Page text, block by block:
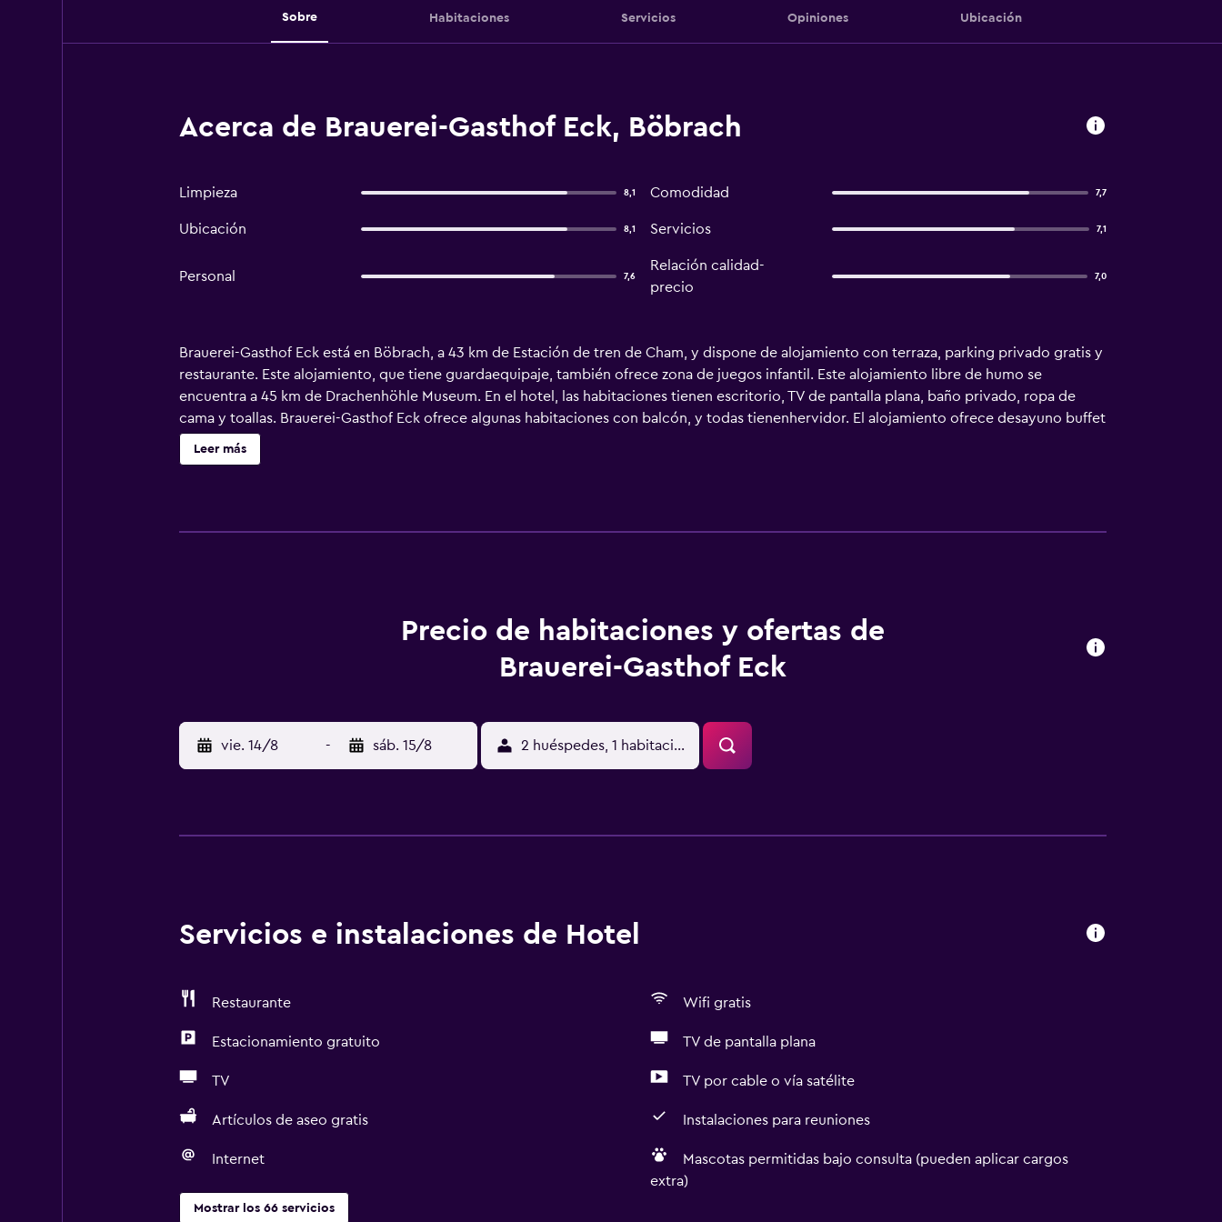
Sobre Habitaciones Servicios Opiniones Ubicación
Acerca de Brauerei-Gasthof Eck, Böbrach
Limpieza 8,1 Comodidad 7,7
Ubicación 8,1 Servicios 7,1
Personal 7,6
Relación calidad-
precio
7,0
Brauerei-Gasthof Eck está en Böbrach, a 43 km de Estación de tren de Cham, y dispone de alojamiento con terraza, parking privado gratis y
restaurante. Este alojamiento, que tiene guardaequipaje, también ofrece zona de juegos infantil. Este alojamiento libre de humo se
encuentra a 45 km de Drachenhöhle Museum. En el hotel, las habitaciones tienen escritorio, TV de pantalla plana, baño privado, ropa de
cama y toallas. Brauerei-Gasthof Eck ofrece algunas habitaciones con balcón, y todas tienenhervidor. El alojamiento ofrece desayuno buffet
o continental. La clientela puede practicar actividades en Böbrach y alrededores, como senderismo, esquí y ciclismo. El aeropuerto
(Aeropuerto de Múnich) está a 135 km.
Leer más
Precio de habitaciones y ofertas de
Brauerei-Gasthof Eck
vie. 14/8 - sáb. 15/8 2 huéspedes, 1 habitación
Servicios e instalaciones de Hotel
Restaurante Wifi gratis
Estacionamiento gratuito TV de pantalla plana
TV TV por cable o vía satélite
Artículos de aseo gratis Instalaciones para reuniones
Internet
Mascotas permitidas bajo consulta (pueden aplicar cargos
extra)
Mostrar los 66 servicios